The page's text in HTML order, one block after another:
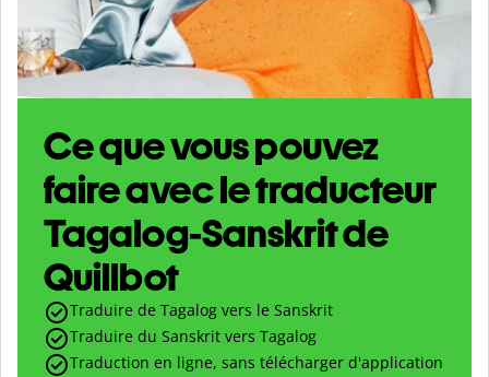
Ce que vous pouvez
faire avec le traducteur
Tagalog-Sanskrit de
Quillbot
Traduire de Tagalog vers le Sanskrit
Traduire du Sanskrit vers Tagalog
Traduction en ligne, sans télécharger d'application